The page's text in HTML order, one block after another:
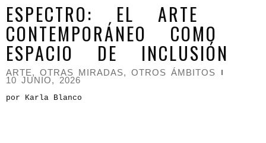
ESPECTRO: EL ARTE
CONTEMPORÁNEO COMO
ESPACIO DE INCLUSIÓN
ARTE, OTRAS MIRADAS, OTROS ÁMBITOS
10 JUNIO, 2026
por Karla Blanco